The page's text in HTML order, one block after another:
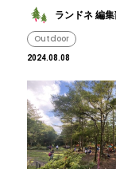
ランドネ 編集
Outdoor
2024.08.08